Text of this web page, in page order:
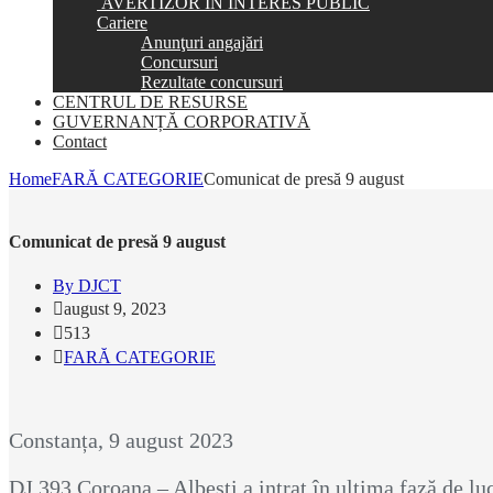
Cariere
Anunţuri angajări
Concursuri
Rezultate concursuri
CENTRUL DE RESURSE
GUVERNANȚĂ CORPORATIVĂ
Contact
HomeFARĂ CATEGORIEComunicat de presă 9 august
Comunicat de presă 9 august
By DJCT
august 9, 2023
513
FARĂ CATEGORIE
Constanța, 9 august 2023
DJ 393 Coroana – Albești a intrat în ultima fază de